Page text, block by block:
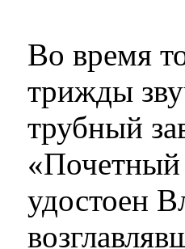
Во время
трижды
трубный
«Почетный
удостоен